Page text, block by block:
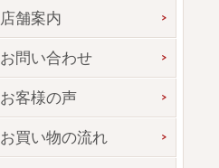
店舗案内
お問い合わせ
お客様の声
お買い物の流れ